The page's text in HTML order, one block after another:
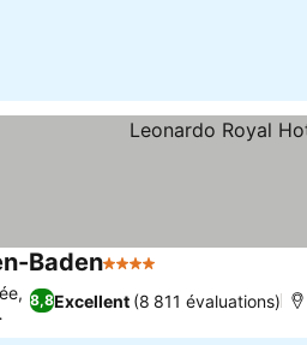
Baden4 Étoiles
8,8Excellent (8 811 évaluations)